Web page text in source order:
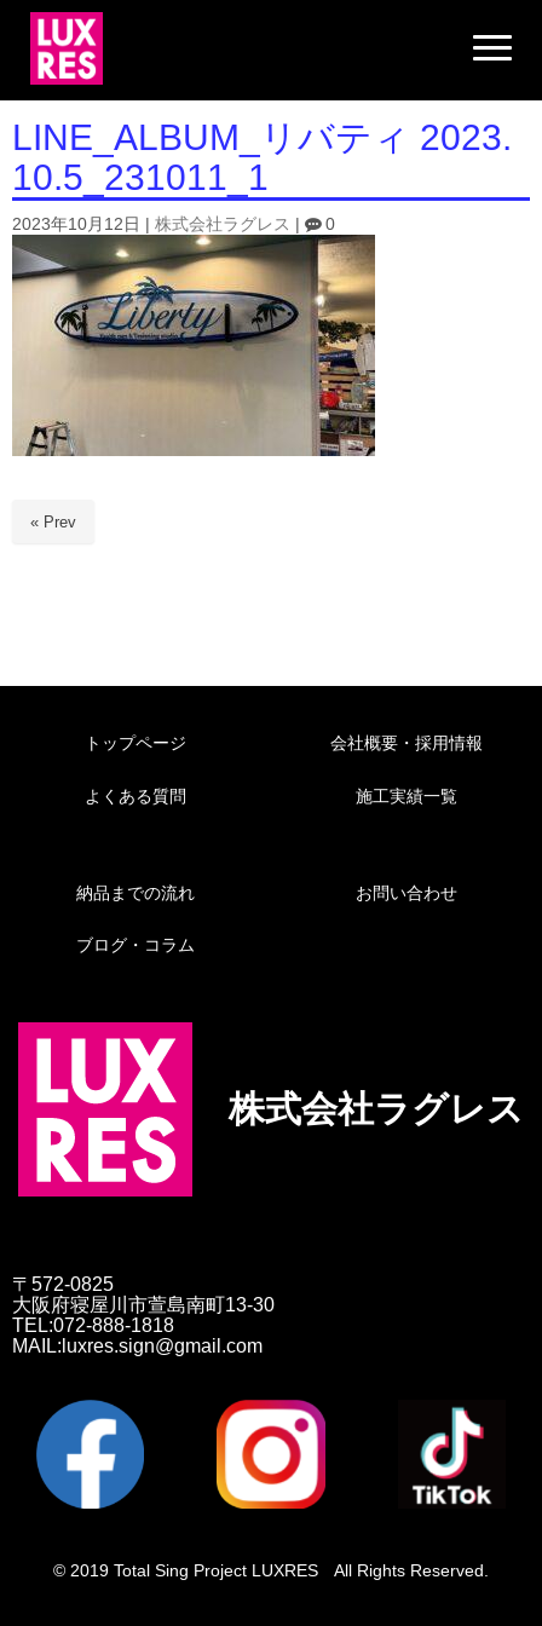
N
a
i
g
a
o
LINE_ALBUM_リバティ 2023.
10.5_231011_1
2023年10月12日 株式会社ラグレス 0
« Prev
トップページ
よくある質問
会社概要・採用情報
施工実績一覧
納品までの流れ
ブログ・コラム
お問い合わせ
株式会社ラグレス
〒572-0825
大阪府寝屋川市萱島南町13-30
TEL:072-888-1818
MAIL:luxres.sign@gmail.com
© 2019 Total Sing Project LUXRES All Rights Reserved.